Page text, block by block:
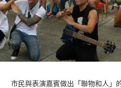
市民與表演嘉賓做出「聯物和人」的